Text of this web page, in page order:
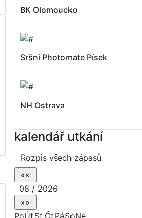
BK Olomoucko
Sršni Photomate Písek
NH Ostrava
kalendář utkání
Rozpis všech zápasů
08 / 2026